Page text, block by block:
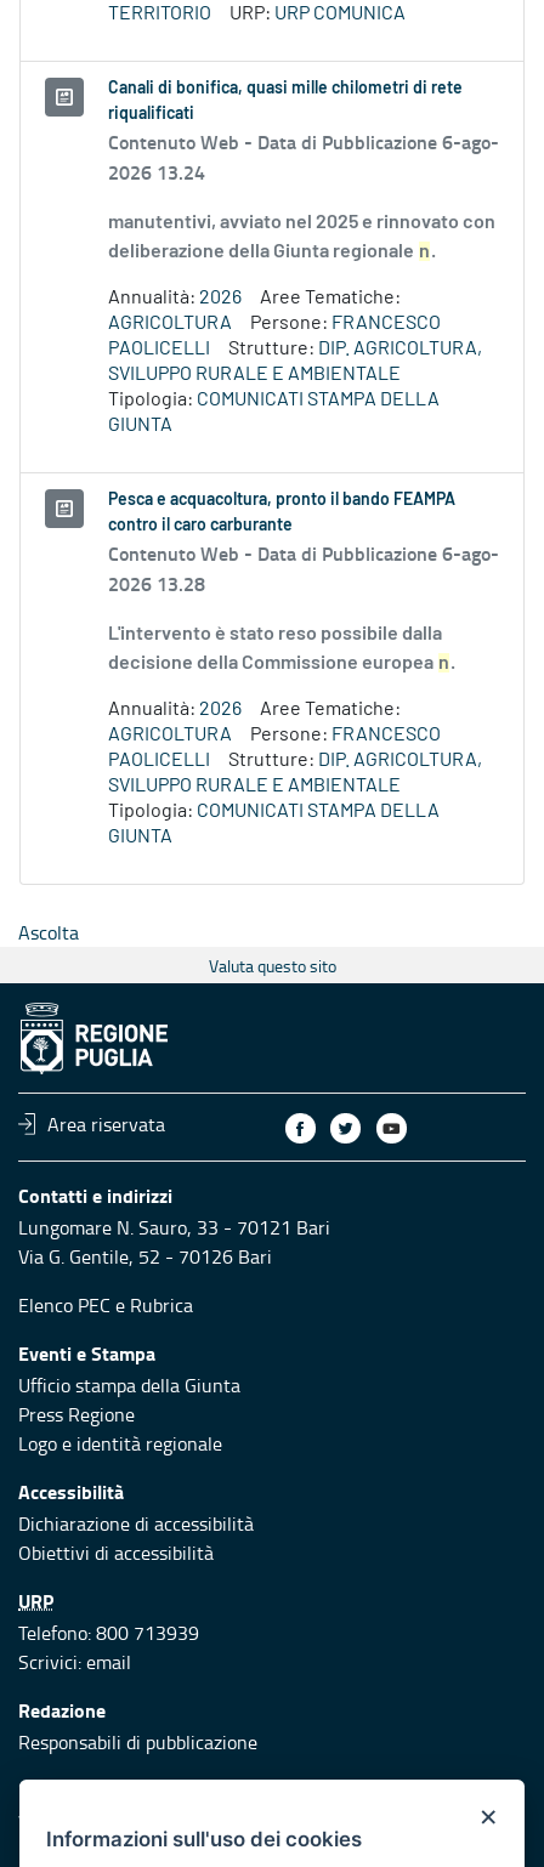
TERRITORIO
URP: URP COMUNICA
Canali di bonifica, quasi mille chilometri di rete
riqualificati
Contenuto Web - Data di Pubblicazione 6-ago-
2026 13.24
manutentivi, avviato nel 2025 e rinnovato con
deliberazione della Giunta regionale n.
Annualità: 2026
Aree Tematiche:
AGRICOLTURA
Persone: FRANCESCO
PAOLICELLI
Strutture: DIP. AGRICOLTURA,
SVILUPPO RURALE E AMBIENTALE
Tipologia: COMUNICATI STAMPA DELLA
GIUNTA
Pesca e acquacoltura, pronto il bando FEAMPA
contro il caro carburante
Contenuto Web - Data di Pubblicazione 6-ago-
2026 13.28
L'intervento è stato reso possibile dalla
decisione della Commissione europea n.
Annualità: 2026
Aree Tematiche:
AGRICOLTURA
Persone: FRANCESCO
PAOLICELLI
Strutture: DIP. AGRICOLTURA,
SVILUPPO RURALE E AMBIENTALE
Tipologia: COMUNICATI STAMPA DELLA
GIUNTA
Ascolta
Valuta questo sito
Area riservata
Contatti e indirizzi
Lungomare N. Sauro, 33 - 70121 Bari
Via G. Gentile, 52 - 70126 Bari
Elenco PEC e Rubrica
Eventi e Stampa
Ufficio stampa della Giunta
Press Regione
Logo e identità regionale
Accessibilità
Dichiarazione di accessibilità
Obiettivi di accessibilità
URP
Telefono: 800 713939
Scrivici:email
Redazione
Responsabili di pubblicazione
Protezione civile
Vai al sito di Protezione Civile Puglia
×
Informazioni sull'uso dei cookies